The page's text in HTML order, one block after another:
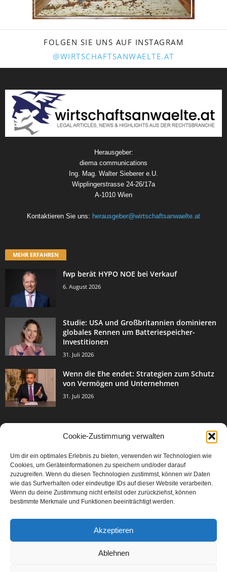
Cookie-Zustimmung verwalten
Um dir ein optimales Erlebnis zu bieten, verwenden wir Technologien wie
Cookies, um Geräteinformationen zu speichern und/oder darauf
zuzugreifen. Wenn du diesen Technologien zustimmst, können wir Daten
wie das Surfverhalten oder eindeutige IDs auf dieser Website verarbeiten.
Wenn du deine Zustimmung nicht erteilst oder zurückziehst, können
bestimmte Merkmale und Funktionen beeinträchtigt werden.
Akzeptieren
Ablehnen
FOLGEN SIE UNS AUF INSTAGRAM
@WIRTSCHAFTSANWAELTE.AT
Herausgeber:
diema communications
Ing. Mag. Walter Sieberer e.U.
Wipplingerstrasse 24-26/17a
A-1010 Wien
Kontaktieren Sie uns: herausgeber@wirtschaftsanwaelte.at
MEHR ERFAHREN
fwp berät HYPO NOE bei Verkauf
6. August 2026
Studie: USA und Großbritannien dominieren
globales Rennen um Batteriespeicher-
Investitionen
31. Juli 2026
Wenn die Ehe endet: Strategien zum Schutz
von Vermögen und Unternehmen
31. Juli 2026
Events & Success 3003
Breaking News 2067
Aktuelles
Featured Article
Karriere 567